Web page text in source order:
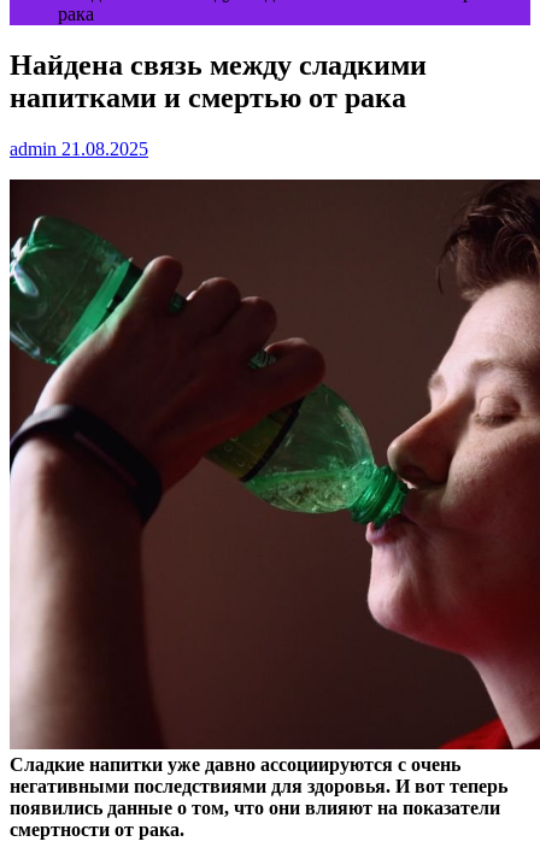
рака
Найдена связь между сладкими
напитками и смертью от рака
admin 21.08.2025
Сладкие напитки уже давно ассоциируются с очень
негативными последствиями для здоровья. И вот теперь
появились данные о том, что они влияют на показатели
смертности от рака.